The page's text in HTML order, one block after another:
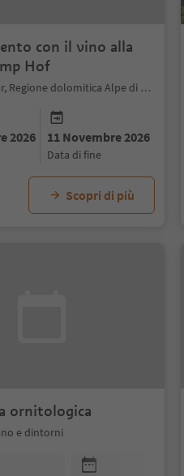
con il vino alla
Hof
Fiè allo Sciliar, Regione dolomitica Alpe di Siusi
2026 11 Novembre 2026
data di fine
Scopri di più
ornitologica
e dintorni